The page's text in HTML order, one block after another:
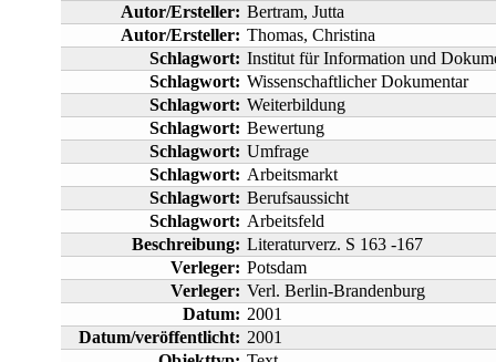
Autor/Ersteller: Bertram, Jutta
Autor/Ersteller: Thomas, Christina
Schlagwort: Institut für Information und
Schlagwort: Wissenschaftlicher Dokumentar
Schlagwort: Weiterbildung
Schlagwort: Bewertung
Schlagwort: Umfrage
Schlagwort: Arbeitsmarkt
Schlagwort: Berufsaussicht
Schlagwort: Arbeitsfeld
Beschreibung: Literaturverz. S 163 -167
Verleger: Potsdam
Verleger: Verl. Berlin-Brandenburg
Datum: 2001
Datum/veröffentlicht: 2001